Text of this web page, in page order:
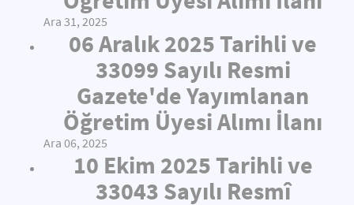
Ara 31, 2025
06 Aralık 2025 Tarihli ve
33099 Sayılı Resmi
Gazete'de Yayımlanan
Öğretim Üyesi Alımı İlanı
Ara 06, 2025
10 Ekim 2025 Tarihli ve
33043 Sayılı Resmî